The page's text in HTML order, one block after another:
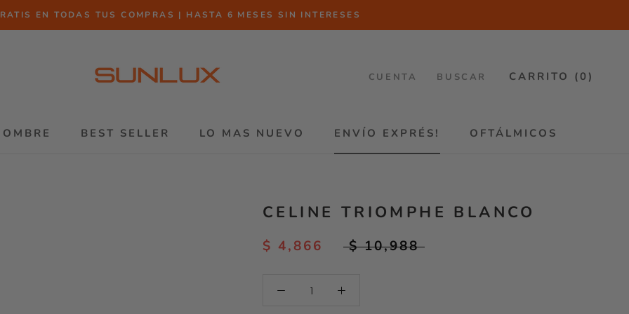
EN TODAS TUS COMPRAS | HASTA 6 MESES SIN INTERESES
BEST SELLER
LO MAS NUEVO
ENVÍO EXPRÉS!
OFTÁLMICOS
CUENTA BUSCAR CARRITO ( 0 )
CELINE TRIOMPHE BLANCO
$ 4,866 $ 10,988